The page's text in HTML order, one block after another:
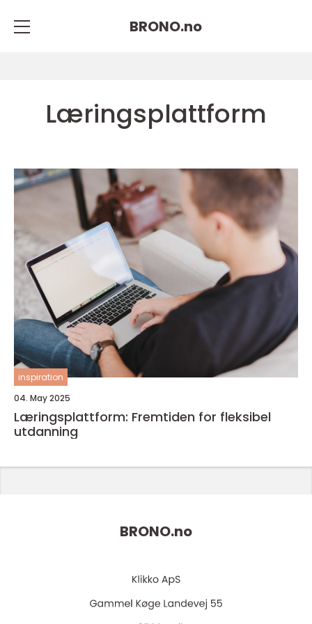
BRONO.no
Læringsplattform
inspiration
04. May 2025
Læringsplattform: Fremtiden for fleksibel
utdanning
BRONO.no